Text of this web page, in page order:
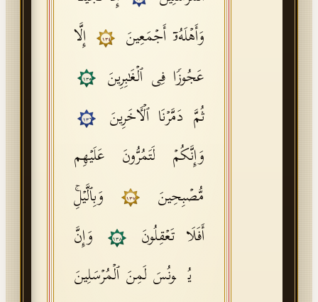
وَأَهۡلَهُۥۤ أَجۡمَعِینَ
١٣٤
إِلَّا
عَجُوزࣰا فِی ٱلۡغَـٰبِرِینَ
١٣٥
ثُمَّ دَمَّرۡنَا ٱلۡـَٔاخَرِینَ ١٣٦
وَإِنَّكُمۡ لَتَمُرُّونَ عَلَیۡهِم
مُّصۡبِحِینَ
١٣٧
وَبِٱلَّیۡلِۚ
أَفَلَا تَعۡقِلُونَ
١٣٨
وَإِنَّ
یُونُسَ لَمِنَ ٱلۡمُرۡسَلِینَ